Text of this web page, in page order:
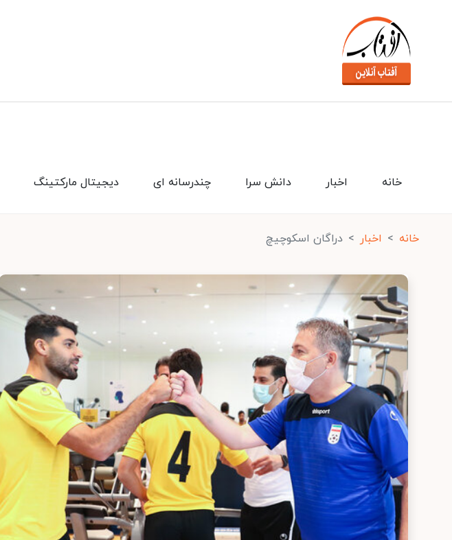
دیجیتال مارکتینگ چندرسانه ای دانش سرا اخبار خانه
خانه اخبار دراگان اسکوچیچ